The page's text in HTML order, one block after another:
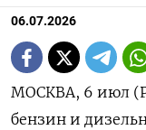
06.07.2026
МОСКВА, 6 июл
бензин и